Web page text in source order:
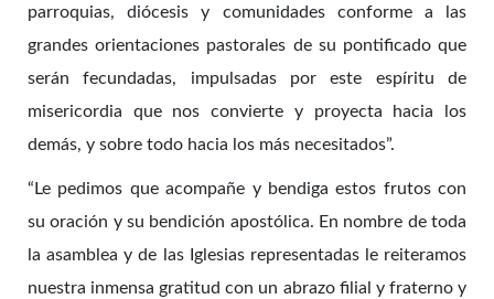
parroquias, diócesis y comunidades conforme a las
grandes orientaciones pastorales de su pontificado que
serán fecundadas, impulsadas por este espíritu de
misericordia que nos convierte y proyecta hacia los
demás, y sobre todo hacia los más necesitados”.
“Le pedimos que acompañe y bendiga estos frutos con
su oración y su bendición apostólica. En nombre de toda
la asamblea y de las Iglesias representadas le reiteramos
nuestra inmensa gratitud con un abrazo filial y fraterno y